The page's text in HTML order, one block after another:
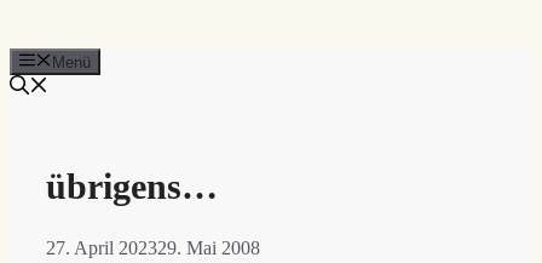
Menü
übrigens…
27. April 202329. Mai 2008